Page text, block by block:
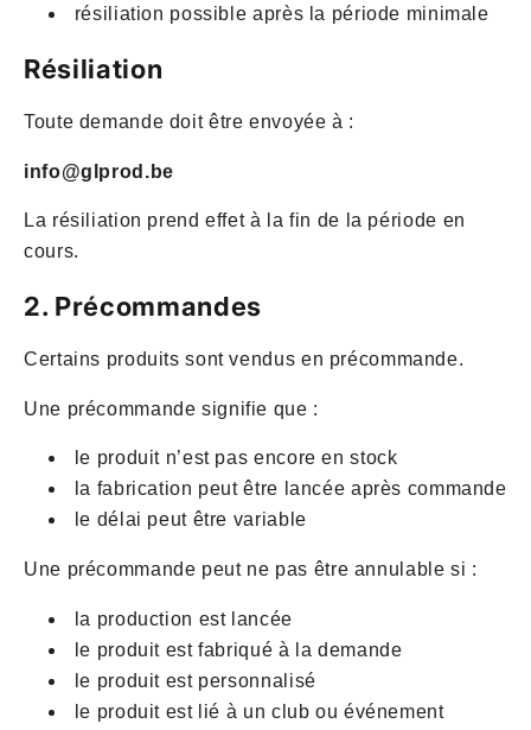
résiliation possible après la période minimale
Résiliation
Toute demande doit être envoyée à :
info@glprod.be
La résiliation prend effet à la fin de la période en
cours.
2. Précommandes
Certains produits sont vendus en précommande.
Une précommande signifie que :
le produit n’est pas encore en stock
la fabrication peut être lancée après commande
le délai peut être variable
Une précommande peut ne pas être annulable si :
la production est lancée
le produit est fabriqué à la demande
le produit est personnalisé
le produit est lié à un club ou événement